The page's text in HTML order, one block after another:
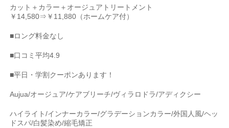
カット＋カラー＋オージュアトリートメント
￥ 14,580⇒￥ 11,880 （ホームケア付）
■ロング料金なし
■口コミ平均4.9
■平日・学割クーポンあります！
Aujua/オージュア/ケアブリーチ/ヴィラロドラ/アディクシー
ハイライト/インナーカラー/グラデーションカラー/外国人風/ヘッ
ドスパ/白髪染め/縮毛矯正